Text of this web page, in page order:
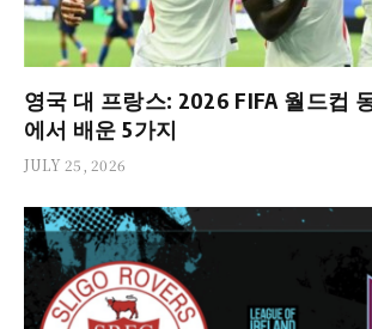
영국 대 프랑스: 2026 FIFA 월드컵
에서 배운 5가지
JULY 25, 2026